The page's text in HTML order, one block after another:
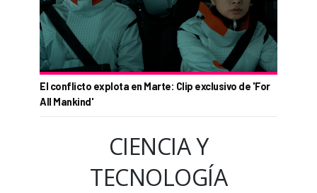
El conflicto explota en Marte: Clip exclusivo de 'For
All Mankind'
CIENCIA Y
TECNOLOGÍA